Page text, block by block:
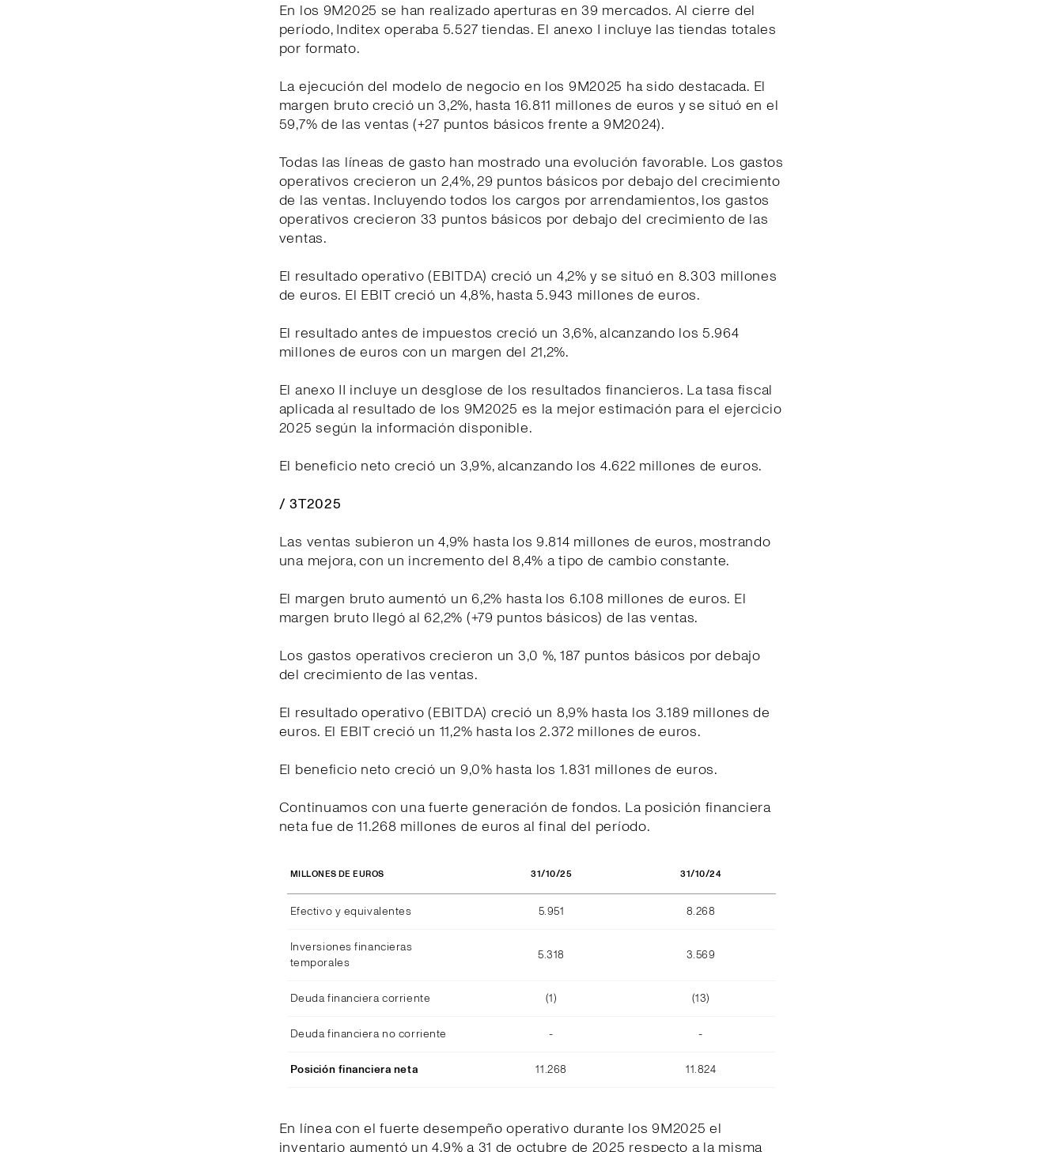
En los 9M2025 se han realizado aperturas en 39 mercados. Al cierre del
período, Inditex operaba 5.527 tiendas. El anexo I incluye las tiendas totales
por formato.
La ejecución del modelo de negocio en los 9M2025 ha sido destacada. El
margen bruto creció un 3,2%, hasta 16.811 millones de euros y se situó en el
59,7% de las ventas (+27 puntos básicos frente a 9M2024).
Todas las líneas de gasto han mostrado una evolución favorable. Los gastos
operativos crecieron un 2,4%, 29 puntos básicos por debajo del crecimiento
de las ventas. Incluyendo todos los cargos por arrendamientos, los gastos
operativos crecieron 33 puntos básicos por debajo del crecimiento de las
ventas.
El resultado operativo (EBITDA) creció un 4,2% y se situó en 8.303 millones
de euros. El EBIT creció un 4,8%, hasta 5.943 millones de euros.
El resultado antes de impuestos creció un 3,6%, alcanzando los 5.964
millones de euros con un margen del 21,2%.
El anexo II incluye un desglose de los resultados financieros. La tasa fiscal
aplicada al resultado de los 9M2025 es la mejor estimación para el ejercicio
2025 según la información disponible.
El beneficio neto creció un 3,9%, alcanzando los 4.622 millones de euros.
/ 3T2025
Las ventas subieron un 4,9% hasta los 9.814 millones de euros, mostrando
una mejora, con un incremento del 8,4% a tipo de cambio constante.
El margen bruto aumentó un 6,2% hasta los 6.108 millones de euros. El
margen bruto llegó al 62,2% (+79 puntos básicos) de las ventas.
Los gastos operativos crecieron un 3,0 %, 187 puntos básicos por debajo
del crecimiento de las ventas.
El resultado operativo (EBITDA) creció un 8,9% hasta los 3.189 millones de
euros. El EBIT creció un 11,2% hasta los 2.372 millones de euros.
El beneficio neto creció un 9,0% hasta los 1.831 millones de euros.
Continuamos con una fuerte generación de fondos. La posición financiera
neta fue de 11.268 millones de euros al final del período.
MILLONES DE EUROS 31/10/25 31/10/24
Efectivo y equivalentes 5.951 8.268
Inversiones financieras
temporales
5.318 3.569
Deuda financiera corriente (1) (13)
Deuda financiera no corriente - -
Posición financiera neta 11.268 11.824
En línea con el fuerte desempeño operativo durante los 9M2025 el
inventario aumentó un 4,9% a 31 de octubre de 2025 respecto a la misma